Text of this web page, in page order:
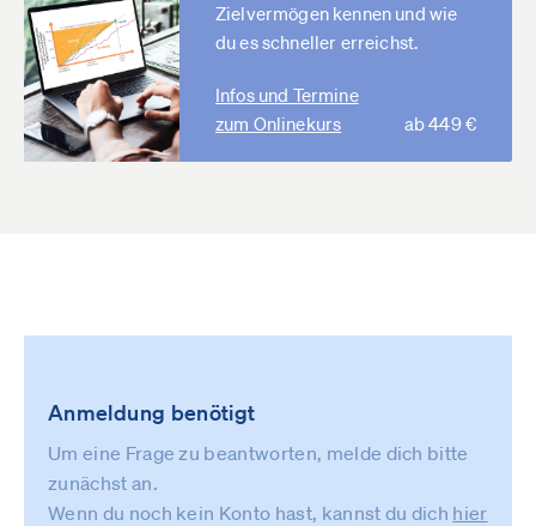
Zielvermögen kennen und wie
du es schneller erreichst.
Infos und Termine
zum Onlinekurs
ab 449 €
Anmeldung benötigt
Um eine Frage zu beantworten, melde dich bitte
zunächst an.
Wenn du noch kein Konto hast, kannst du dich hier